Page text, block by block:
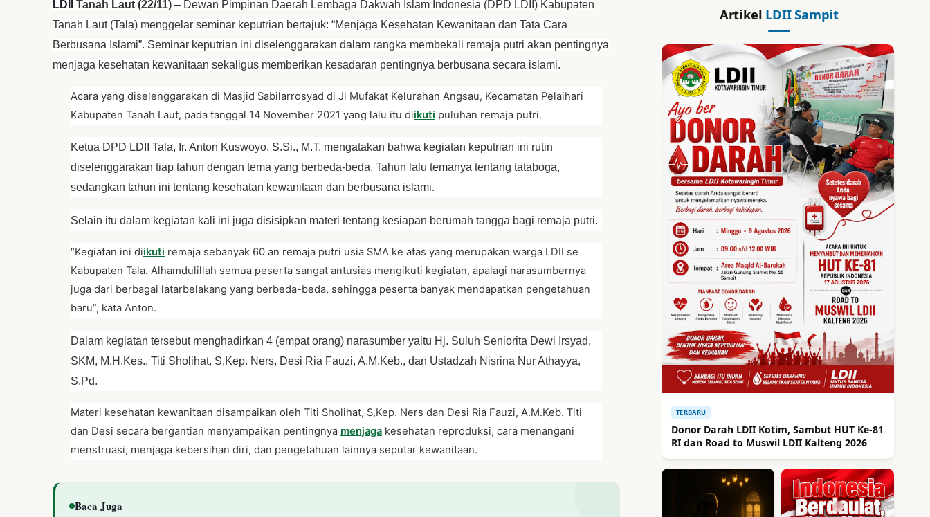
LDII Tanah Laut (22/11) – Dewan Pimpinan Daerah Lembaga Dakwah Islam Indonesia (DPD LDII) Kabupaten
Tanah Laut (Tala) menggelar seminar keputrian bertajuk: “Menjaga Kesehatan Kewanitaan dan Tata Cara
Berbusana Islami”. Seminar keputrian ini diselenggarakan dalam rangka membekali remaja putri akan pentingnya
menjaga kesehatan kewanitaan sekaligus memberikan kesadaran pentingnya berbusana secara islami.
Acara yang diselenggarakan di Masjid Sabilarrosyad di Jl Mufakat Kelurahan Angsau, Kecamatan Pelaihari
Kabupaten Tanah Laut, pada tanggal 14 November 2021 yang lalu itu diikuti puluhan remaja putri.
Ketua DPD LDII Tala, Ir. Anton Kuswoyo, S.Si., M.T. mengatakan bahwa kegiatan keputrian ini rutin
diselenggarakan tiap tahun dengan tema yang berbeda-beda. Tahun lalu temanya tentang tataboga,
sedangkan tahun ini tentang kesehatan kewanitaan dan berbusana islami.
Selain itu dalam kegiatan kali ini juga disisipkan materi tentang kesiapan berumah tangga bagi remaja putri.
“Kegiatan ini diikuti remaja sebanyak 60 an remaja putri usia SMA ke atas yang merupakan warga LDII se
Kabupaten Tala. Alhamdulillah semua peserta sangat antusias mengikuti kegiatan, apalagi narasumbernya
juga dari berbagai latarbelakang yang berbeda-beda, sehingga peserta banyak mendapatkan pengetahuan
baru”, kata Anton.
Dalam kegiatan tersebut menghadirkan 4 (empat orang) narasumber yaitu Hj. Suluh Seniorita Dewi Irsyad,
SKM, M.H.Kes., Titi Sholihat, S,Kep. Ners, Desi Ria Fauzi, A.M.Keb., dan Ustadzah Nisrina Nur Athayya,
S.Pd.
Materi kesehatan kewanitaan disampaikan oleh Titi Sholihat, S,Kep. Ners dan Desi Ria Fauzi, A.M.Keb. Titi
dan Desi secara bergantian menyampaikan pentingnya menjaga kesehatan reproduksi, cara menangani
menstruasi, menjaga kebersihan diri, dan pengetahuan lainnya seputar kewanitaan.
Baca Juga
Artikel LDII Sampit
TERBARU
Donor Darah LDII Kotim, Sambut HUT Ke-81
RI dan Road to Muswil LDII Kalteng 2026